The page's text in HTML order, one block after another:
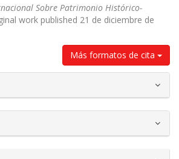
Sobre Patrimonio Histórico-
work published 21 de diciembre de
Más formatos de cita